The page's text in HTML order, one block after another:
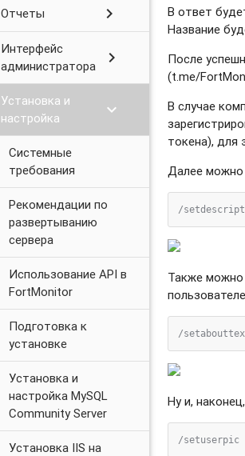
Отчеты chevron_right
Интерфейс
администратора
chevron_right
Установка и
настройка
chevron_right
Системные
требования
Рекомендации по
развертыванию
сервера
Использование API в
FortMonitor
Подготовка к
установке
Установка и
настройка MySQL
Community Server
Установка IIS на
В ответ
Название
После
(t.me/
В случае
токена), для
Далее можно
Также можно
Ну и,